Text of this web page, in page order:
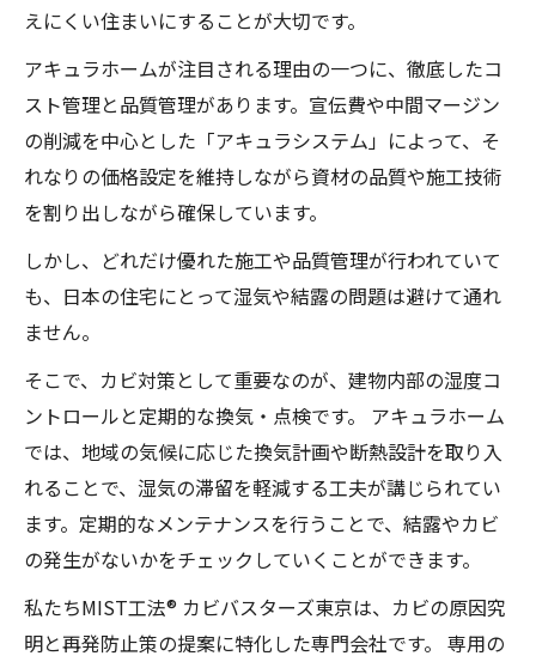
えにくい住まいにすることが大切です。
アキュラホームが注目される理由の一つに、徹底したコ
スト管理と品質管理があります。宣伝費や中間マージン
の削減を中心とした「アキュラシステム」によって、そ
れなりの価格設定を維持しながら資材の品質や施工技術
を割り出しながら確保しています。
しかし、どれだけ優れた施工や品質管理が行われていて
も、日本の住宅にとって湿気や結露の問題は避けて通れ
ません。
そこで、カビ対策として重要なのが、建物内部の湿度コ
ントロールと定期的な換気・点検です。 アキュラホーム
では、地域の気候に応じた換気計画や断熱設計を取り入
れることで、湿気の滞留を軽減する工夫が講じられてい
ます。定期的なメンテナンスを行うことで、結露やカビ
の発生がないかをチェックしていくことができます。
私たちMIST工法® カビバスターズ東京は、カビの原因究
明と再発防止策の提案に特化した専門会社です。 専用の